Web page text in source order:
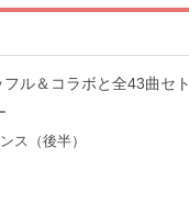
ル＆コラボと全43曲セ
ス（後半）